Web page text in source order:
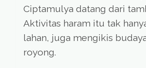
Ciptamulya datang dari
Aktivitas haram itu tak
lahan, juga mengikis
royong.